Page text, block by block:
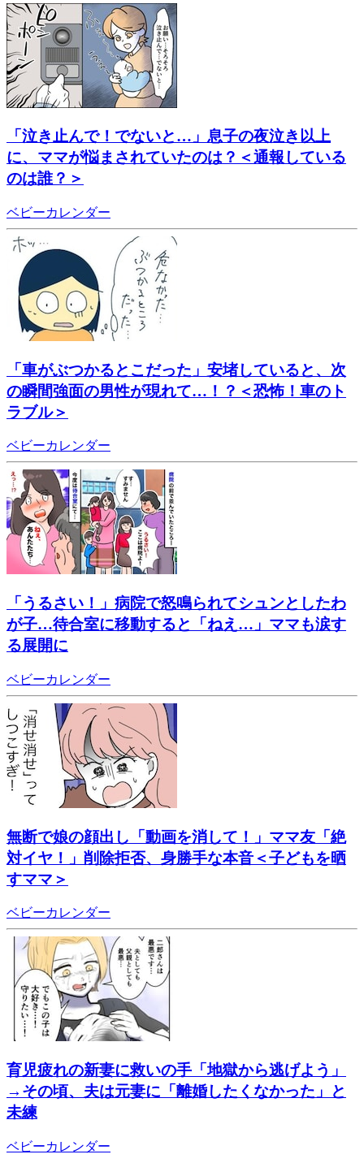
「泣き止んで！でないと…」息子の夜泣き以上
に、ママが悩まされていたのは？＜通報している
のは誰？＞
ベビーカレンダー
「車がぶつかるとこだった」安堵していると、次
の瞬間強面の男性が現れて…！？＜恐怖！車のト
ラブル＞
ベビーカレンダー
「うるさい！」病院で怒鳴られてシュンとしたわ
が子…待合室に移動すると「ねえ…」ママも涙す
る展開に
ベビーカレンダー
無断で娘の顔出し「動画を消して！」ママ友「絶
対イヤ！」削除拒否、身勝手な本音＜子どもを晒
すママ＞
ベビーカレンダー
育児疲れの新妻に救いの手「地獄から逃げよう」
→その頃、夫は元妻に「離婚したくなかった」と
未練
ベビーカレンダー